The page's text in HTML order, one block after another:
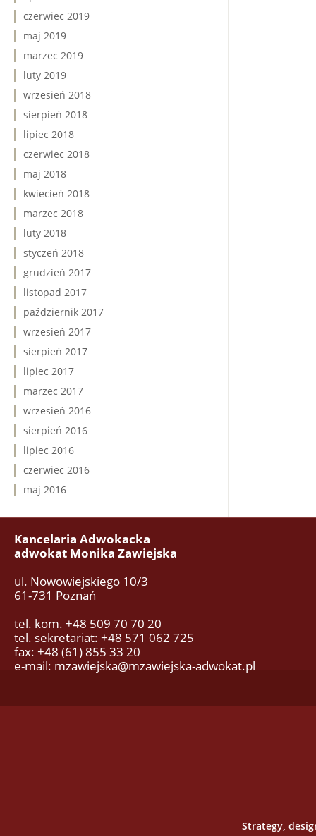
czerwiec 2019
maj 2019
marzec 2019
luty 2019
wrzesień 2018
sierpień 2018
lipiec 2018
czerwiec 2018
maj 2018
kwiecień 2018
marzec 2018
luty 2018
styczeń 2018
grudzień 2017
listopad 2017
październik 2017
wrzesień 2017
sierpień 2017
lipiec 2017
marzec 2017
wrzesień 2016
sierpień 2016
lipiec 2016
czerwiec 2016
maj 2016
Kancelaria Adwokacka
adwokat Monika Zawiejska
ul. Nowowiejskiego 10/3
61-731 Poznań
tel. kom. +48 509 70 70 20
tel. sekretariat: +48 571 062 725
fax: +48 (61) 855 33 20
e-mail: mzawiejska@mzawiejska-adwokat.pl
Strategy,